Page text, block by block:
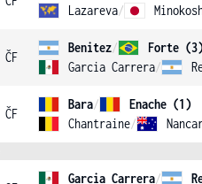
Lazareva/
ČF
Benitez/
Forte
Garcia Carrera/
ČF
Bara/
Enache (1)
Chantraine/
Garcia Carrera/